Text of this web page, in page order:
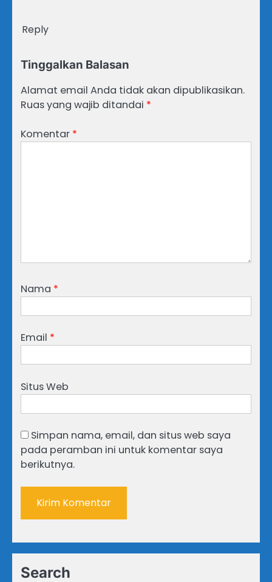
Reply
Tinggalkan Balasan
Alamat email Anda tidak akan dipublikasikan.
Ruas yang wajib ditandai *
Komentar *
Nama *
Email *
Situs Web
Simpan nama, email, dan situs web saya
pada peramban ini untuk komentar saya
berikutnya.
Search